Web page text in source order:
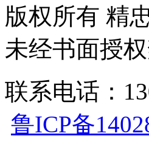
版权所有 精
未经书面授权
联系电话：
鲁ICP备